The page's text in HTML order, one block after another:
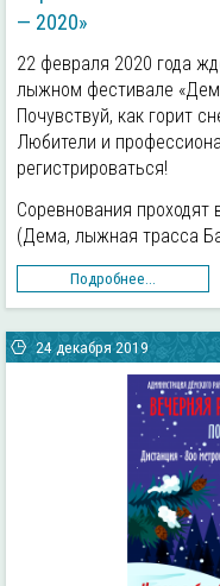
— 2020»
22 февраля 2020 года
лыжном фестивале
Почувствуй, как горит
Любители и
регистрироваться!
Соревнования проходят
(Дема, лыжная трасса
Подробнее...
24 декабря 2019